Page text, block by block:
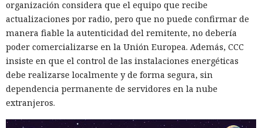
organización considera que el equipo que recibe
actualizaciones por radio, pero que no puede confirmar de
manera fiable la autenticidad del remitente, no debería
poder comercializarse en la Unión Europea. Además, CCC
insiste en que el control de las instalaciones energéticas
debe realizarse localmente y de forma segura, sin
dependencia permanente de servidores en la nube
extranjeros.